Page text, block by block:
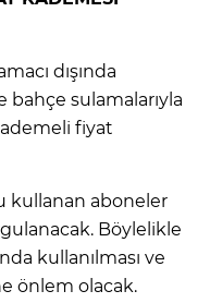
dışında
bahçe sulamalarıyla
fiyat
kullanan aboneler
Böylelikle
kullanılması ve
önlem olacak.